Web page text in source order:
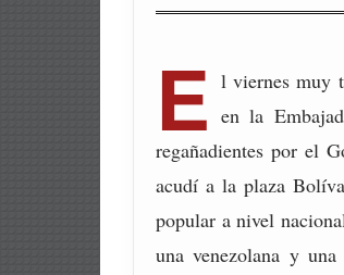
E l viernes muy
en la
regañadientes por el
acudí a la plaza
popular a nivel
una venezolana y una